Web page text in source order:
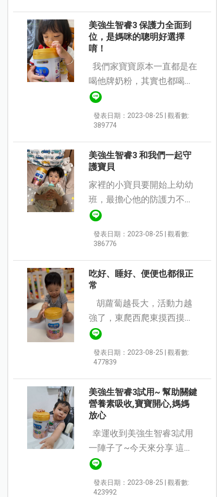
天才排一...
美強生智睿3 保護力全面到
位，是媽咪的聰明好選擇
唷！
喝他牌奶粉，其實也都喝的
蠻好的，唯一問題就是排便
一直都不太順暢，益生菌也
吃了，水也喝了，菜雖然吃
發表日期：2023-08-25 | 觀看數:
389774
美強生智睿3 和我們一起守
護寶貝
家裡的小寶貝要開始上幼幼
班，最擔心他的防護力不
夠，上學常常不舒服只好回
家。 讓我們不單單是心裡捨
不得，晚上體力照顧也是相
覺...
發表日期：2023-08-25 | 觀看數:
386776
吃好、睡好、便便也都很正
常
強了，東爬西爬東摸西摸！
現在疫情開放了，走出戶外
時間也變多了，面對周圍處
處是挑戰的環境，除了自己
發表日期：2023-08-25 | 觀看數:
477839
美強生智睿3試用~ 幫助關鍵
營養素吸收,寶寶開心,媽媽
放心
一陣子了~今天來分享 這陣
子皮弟喝的小小觀察與心得
瞭解美強生智睿3的特別之
發表日期：2023-08-25 | 觀看數:
423992